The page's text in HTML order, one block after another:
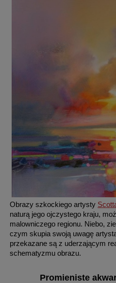
Obrazy szkockiego artysty
naturą jego ojczystego kraju,
malowniczego regionu. Niebo,
czym skupia swoją uwagę
przekazane są z uderzającym
schematyzmu obrazu.
Promieniste